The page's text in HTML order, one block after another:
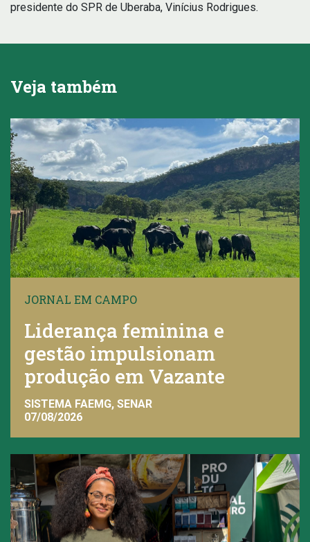
presidente do SPR de Uberaba, Vinícius Rodrigues.
Veja também
JORNAL EM CAMPO
Liderança feminina e
gestão impulsionam
produção em Vazante
SISTEMA FAEMG, SENAR
07/08/2026